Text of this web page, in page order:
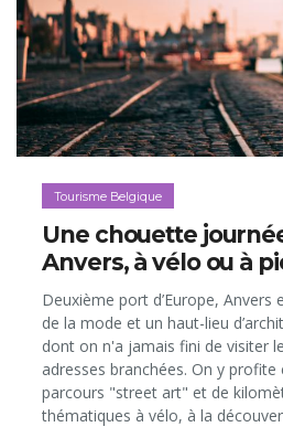
Tourisme Belgique
Une chouette
Anvers, à vélo ou à
Deuxième port d’Europe, Anvers
de la mode et un haut-lieu
dont on n'a jamais fini de visiter
adresses branchées. On y
parcours "street art" et de
thématiques à vélo, à la